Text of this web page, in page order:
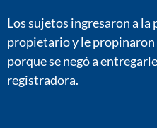
Los sujetos ingresaron a la
propietario y le propinaron
porque se negó a
registradora.